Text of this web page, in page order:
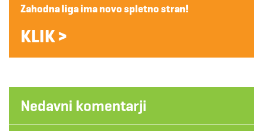
Zahodna liga ima novo spletno stran!
KLIK >
Nedavni komentarji